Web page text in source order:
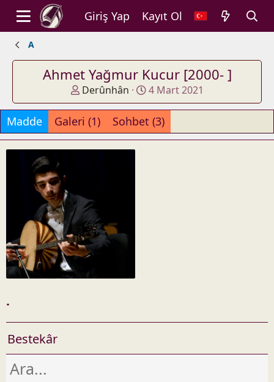
Giriş Yap Kayıt Ol
A
Ahmet Yağmur Kucur [2000- ]
A
d
d
e
d
Derûnhân
O
l
u
ş
t
4 Mart 2021
Madde Galeri (1) Sohbet (3)
.
Bestekâr